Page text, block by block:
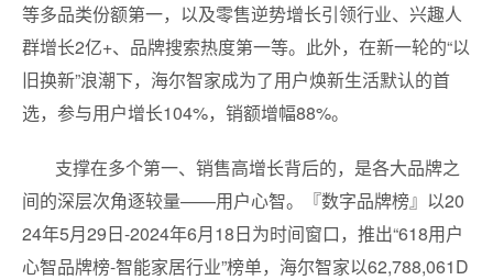
等多品类份额第一，以及零售逆势增长引领行业、兴趣人
群增长2亿+、品牌搜索热度第一等。此外，在新一轮的“以
旧换新”浪潮下，海尔智家成为了用户焕新生活默认的首
选，参与用户增长104%，销额增幅88%。
支撑在多个第一、销售高增长背后的，是各大品牌之
间的深层次角逐较量——用户心智。『数字品牌榜』以20
24年5月29日-2024年6月18日为时间窗口，推出“618用户
心智品牌榜-智能家居行业”榜单，海尔智家以62,788,061D